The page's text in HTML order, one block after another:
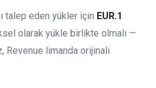
talep eden yükler için EUR.1
olarak yükle birlikte olmalı —
Revenue limanda orijinali